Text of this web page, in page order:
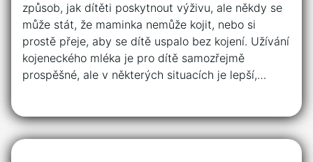
způsob, jak dítěti poskytnout výživu, ale někdy se
může stát, že maminka nemůže kojit, nebo si
prostě přeje, aby se dítě uspalo bez kojení. Užívání
kojeneckého mléka je pro dítě samozřejmě
prospěšné, ale v některých situacích je lepší,…